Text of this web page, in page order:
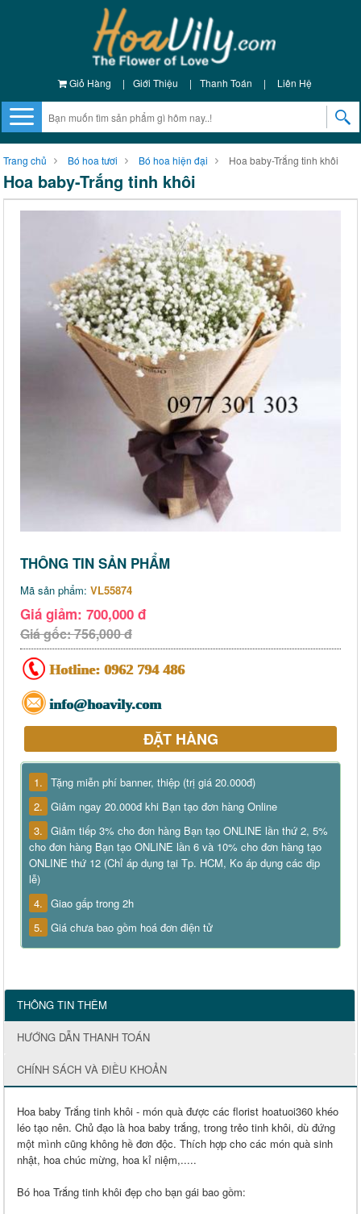
Giỏ Hàng | Giới Thiệu | Thanh Toán | Liên Hệ
Trang chủ Bó hoa tươi Bó hoa hiện đại Hoa baby-Trắng tinh khôi
Hoa baby-Trắng tinh khôi
THÔNG TIN SẢN PHẨM
Mã sản phẩm: VL55874
Giá giảm: 700,000 đ
Giá gốc: 756,000 đ
Hotline: 0962 794 486
info@hoavily.com
ĐẶT HÀNG
1. Tặng miễn phí banner, thiệp (trị giá 20.000đ)
2. Giảm ngay 20.000đ khi Bạn tạo đơn hàng Online
3. Giảm tiếp 3% cho đơn hàng Bạn tạo ONLINE lần thứ 2, 5%
cho đơn hàng Bạn tạo ONLINE lần 6 và 10% cho đơn hàng tạo
ONLINE thứ 12 (Chỉ áp dụng tại Tp. HCM, Ko áp dụng các dịp
lễ)
4. Giao gấp trong 2h
5. Giá chưa bao gồm hoá đơn điện tử
THÔNG TIN THÊM
HƯỚNG DẪN THANH TOÁN
CHÍNH SÁCH VÀ ĐIỀU KHOẢN
Hoa baby Trắng tinh khôi - món quà được các florist hoatuoi360 khéo
léo tạo nên. Chủ đạo là hoa baby trắng, trong trẻo tinh khôi, dù đứng
một mình cũng không hề đơn độc. Thích hợp cho các món quà sinh
nhật, hoa chúc mừng, hoa kỉ niệm,.....
Bó hoa Trắng tinh khôi đẹp cho bạn gái bao gồm: